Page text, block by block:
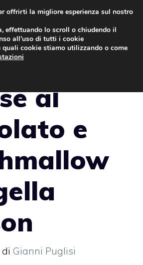
al
e
di Gianni Puglisi
offrirti la migliore esperienza sul nostro
effettuando lo scroll o chiudendo il
all’uso di tutti i cookie
quali cookie stiamo utilizzando o come